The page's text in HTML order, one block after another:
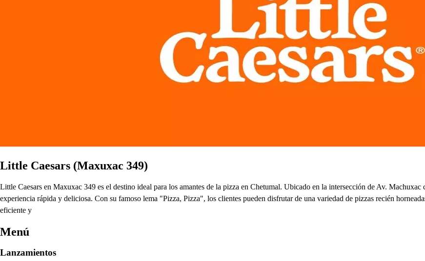
Little Caesars (Maxuxac 349)
Little Caesars en Maxuxac 349 es el destino ideal para los amantes de la pizza en Chetumal. Ubicado en la intersección de Av.
experiencia rápida y deliciosa. Con su famoso lema "Pizza, Pizza", los clientes pueden disfrutar de una variedad de pizzas recién
eficiente y
Menú
Lanzamientos